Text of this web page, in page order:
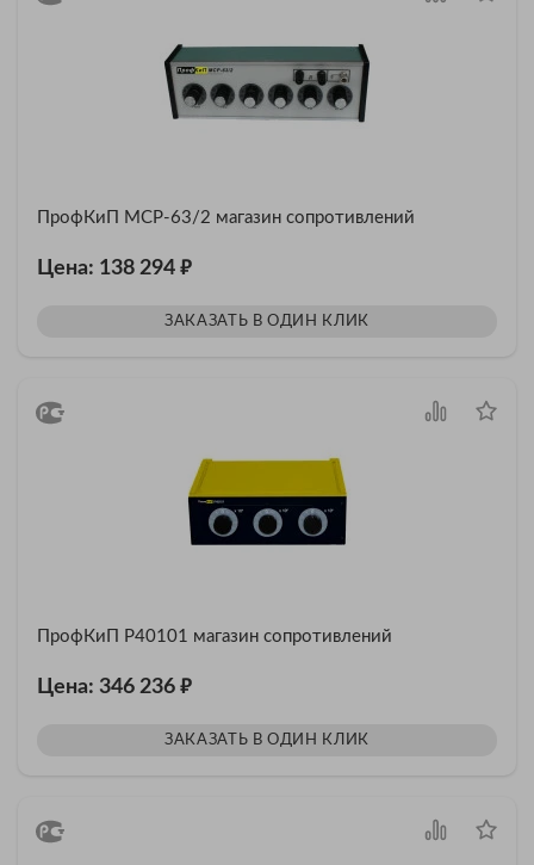
ПрофКиП МСР-63/2 магазин сопротивлений
Цена: 138 294 ₽
ЗАКАЗАТЬ В ОДИН КЛИК
ПрофКиП Р40101 магазин сопротивлений
Цена: 346 236 ₽
ЗАКАЗАТЬ В ОДИН КЛИК